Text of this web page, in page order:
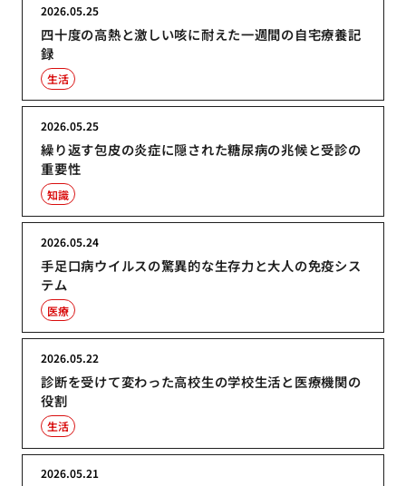
四十度の高熱と激しい咳に耐えた一週間の自宅療養記
録
2026.05.25
生活
繰り返す包皮の炎症に隠された糖尿病の兆候と受診の
重要性
2026.05.25
知識
手足口病ウイルスの驚異的な生存力と大人の免疫シス
テム
2026.05.24
医療
診断を受けて変わった高校生の学校生活と医療機関の
役割
2026.05.22
生活
2026.05.21